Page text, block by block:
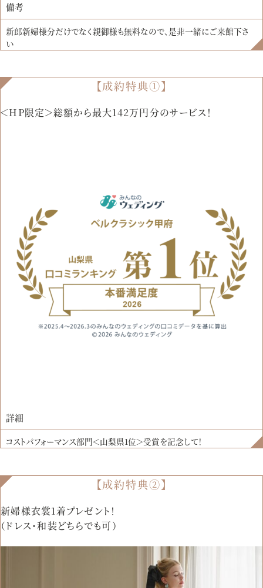
備考
新郎新婦様分だけでなく親御様も無料なので、是非一緒にご来館下さ
い
【成約特典①】
＜HP限定＞総額から最大142万円分のサービス！
詳細
コストパフォーマンス部門＜山梨県1位＞受賞を記念して！
【成約特典②】
新婦様衣裳1着プレゼント！
（ドレス・和装どちらでも可）